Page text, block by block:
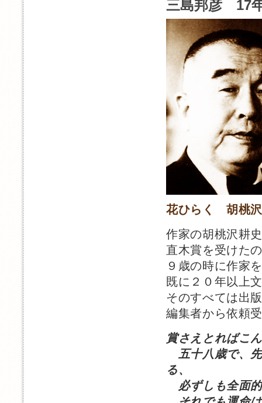
三島邦彦 17
花ひらく 胡桃沢
作家の胡桃沢耕
直木賞を受けた
９歳の時に作家
既に２０年以上
そのすべては出
編集者から依頼
賞さえとればこ
五十八歳で、
る、
必ずしも全面